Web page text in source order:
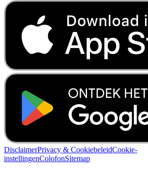
DisclaimerPrivacy & CookiebeleidCookie-
instellingenColofonSitemap